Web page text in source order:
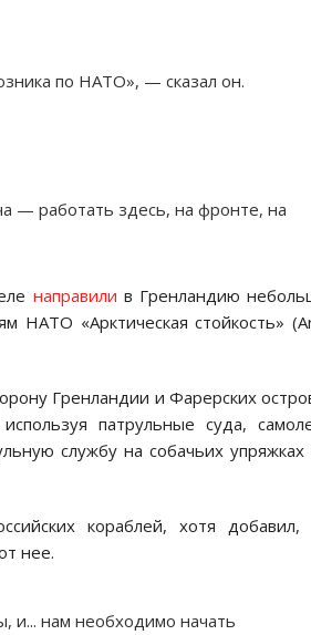
по НАТО», — сказал он.
— работать здесь, на фронте, на
направили в Гренландию
НАТО «Арктическая стойкость»
Гренландии и Фарерских
патрульные суда,
службу на собачьих упряжках
кораблей, хотя добавил,
нее.
и... нам необходимо начать